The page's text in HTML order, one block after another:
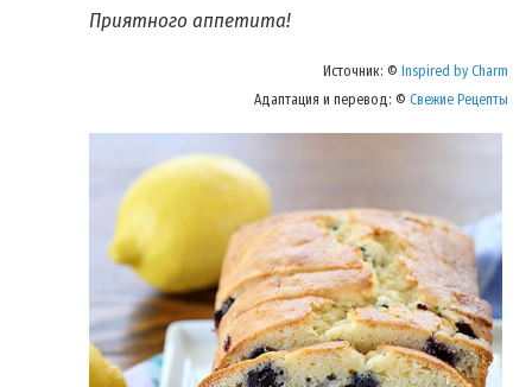
Приятного аппетита!
Источник: © Inspired by Charm
Адаптация и перевод: © Свежие Рецепты